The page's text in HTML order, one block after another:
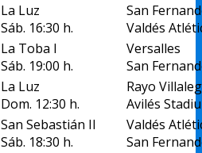
La Luz
Sáb. 16:30 h.
San
Valdés
La Toba I
Sáb. 19:00 h.
Versalles
San
La Luz
Dom. 12:30 h.
Rayo
Avilés
San Sebastián II
Sáb. 18:30 h.
Valdés
San